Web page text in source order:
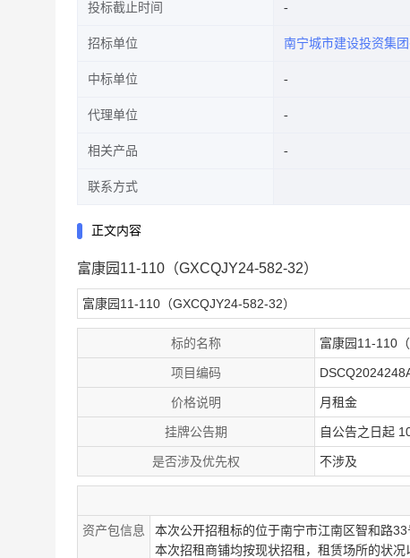
投标截止时间
招标单位 南宁城市建设投资集
中标单位
代理单位
相关产品
联系方式
正文内容
富康园11-110（GXCQJY24-582-32）
富康园11-110（GXCQJY24-582-32）
标的名称 富康园11-110
项目编码
价格说明 月租金
挂牌公告期 自公告之日起
是否涉及优先权 不涉及
资产包信息 本次公开招租标的位于南宁市江南区智和路33
本次招租商铺均按现状招租，租赁场所的状